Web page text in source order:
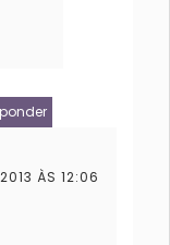
ÀS 12:06